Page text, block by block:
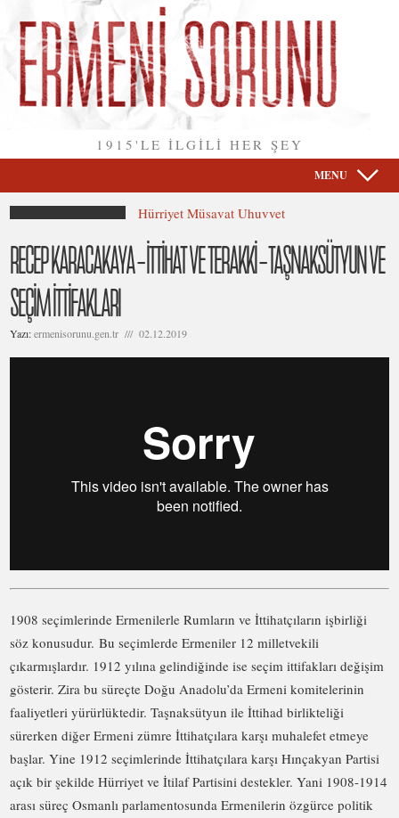
1915'LE İLGİLİ HER ŞEY
MENU
Hürriyet Müsavat Uhuvvet
RECEP KARACAKAYA – İTTİHAT VE TERAKKİ – TAŞNAKSÜTYUN VE
SEÇİM İTTİFAKLARI
Yazı:ermenisorunu.gen.tr /// 02.12.2019
1908 seçimlerinde Ermenilerle Rumların ve İttihatçıların işbirliği
söz konusudur. Bu seçimlerde Ermeniler 12 milletvekili
çıkarmışlardır. 1912 yılına gelindiğinde ise seçim ittifakları değişim
gösterir. Zira bu süreçte Doğu Anadolu’da Ermeni komitelerinin
faaliyetleri yürürlüktedir. Taşnaksütyun ile İttihad birlikteliği
sürerken diğer Ermeni zümre İttihatçılara karşı muhalefet etmeye
başlar. Yine 1912 seçimlerinde İttihatçılara karşı Hınçakyan Partisi
açık bir şekilde Hürriyet ve İtilaf Partisini destekler. Yani 1908-1914
arası süreç Osmanlı parlamentosunda Ermenilerin özgürce politik